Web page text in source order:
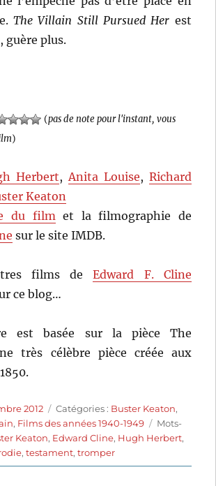
The Villain Still Pursued Her est
guère plus.
(pas de note pour l'instant, vous
)
Herbert,Anita Louise, Richard
Keaton
du filmet la filmographie de
sur le site IMDB.
films deEdward F. Cline
ce blog…
est basée sur la pièce The
très célèbre pièce créée aux
2012 Catégories
Catégories : Buster Keaton,
, Films des années 1940-1949 Étiquettes
Mots-
Keaton, Edward Cline, Hugh Herbert,
,testament,tromper